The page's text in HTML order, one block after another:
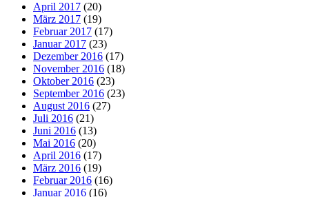
April 2017 (20)
März 2017 (19)
Februar 2017 (17)
Januar 2017 (23)
Dezember 2016 (17)
November 2016 (18)
Oktober 2016 (23)
September 2016 (23)
August 2016 (27)
Juli 2016 (21)
Juni 2016 (13)
Mai 2016 (20)
April 2016 (17)
März 2016 (19)
Februar 2016 (16)
Januar 2016 (16)